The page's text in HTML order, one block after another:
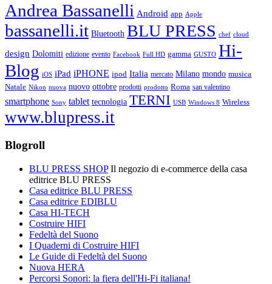
Andrea Bassanelli Android app Apple
bassanelli.it Bluetooth BLU PRESS chef cloud
design Dolomiti edizione evento Facebook Full HD gamma GUSTO Hi-
Blog iOS iPad iPHONE ipod Italia mercato Milano mondo musica
Natale Nikon nuova nuovo ottobre prodotti prodotto Roma san valentino
smartphone Sony tablet tecnologia TERNI USB Windows 8 Wireless
www.blupress.it
Blogroll
BLU PRESS SHOPIl negozio di e-commerce della casa
editrice BLU PRESS
Casa editrice BLU PRESS
Casa editrice EDIBLU
Casa HI-TECH
Costruire HIFI
Fedeltà del Suono
I Quaderni di Costruire HIFI
Le Guide di Fedeltà del Suono
Nuova HERA
Percorsi Sonori: la fiera dell'Hi-Fi italiana!